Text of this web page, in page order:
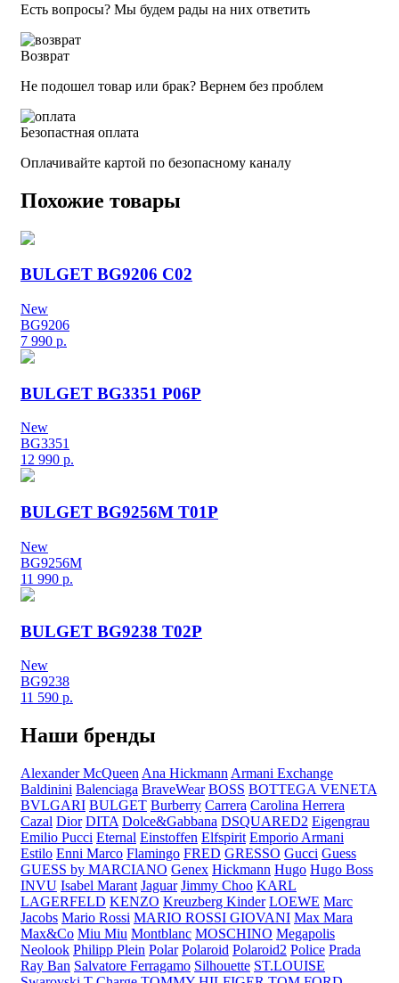
Есть вопросы? Мы будем рады на них ответить
Возврат
Не подошел товар или брак? Вернем без проблем
Безопастная оплата
Оплачивайте картой по безопасному каналу
Похожие товары
BULGET BG9206 C02
New
BG9206
7 990 р.
BULGET BG3351 P06P
New
BG3351
12 990 р.
BULGET BG9256M T01P
New
BG9256M
11 990 р.
BULGET BG9238 T02P
New
BG9238
11 590 р.
Наши бренды
Alexander McQueen Ana Hickmann Armani Exchange
Baldinini Balenciaga BraveWear BOSS BOTTEGA VENETA
BVLGARI BULGET Burberry Carrera Carolina Herrera
Cazal Dior DITA Dolce&Gabbana DSQUARED2 Eigengrau
Emilio Pucci Eternal Einstoffen Elfspirit Emporio Armani
Estilo Enni Marco Flamingo FRED GRESSO Gucci Guess
GUESS by MARCIANO Genex Hickmann Hugo Hugo Boss
INVU Isabel Marant Jaguar Jimmy Choo KARL
LAGERFELD KENZO Kreuzberg Kinder LOEWE Marc
Jacobs Mario Rossi MARIO ROSSI GIOVANI Max Mara
Max&Co Miu Miu Montblanc MOSCHINO Megapolis
Neolook Philipp Plein Polar Polaroid Polaroid2 Police Prada
Ray Ban Salvatore Ferragamo Silhouette ST.LOUISE